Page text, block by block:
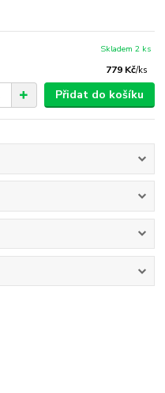
779 Kč/ks
Skladem 2 ks
Přidat do košíku